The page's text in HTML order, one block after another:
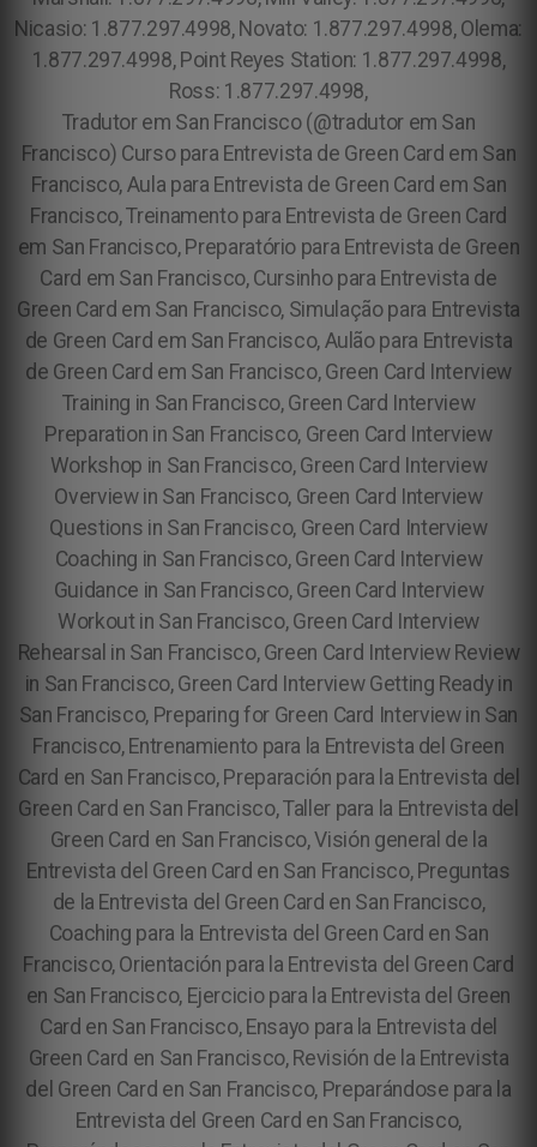
Nicasio: 1.877.297.4998, Novato: 1.877.297.4998, Olema:
1.877.297.4998, Point Reyes Station: 1.877.297.4998,
Ross: 1.877.297.4998,
Tradutor em San Francisco (@tradutor em San
Francisco) Curso para Entrevista de Green Card em San
Francisco, Aula para Entrevista de Green Card em San
Francisco, Treinamento para Entrevista de Green Card
em San Francisco, Preparatório para Entrevista de Green
Card em San Francisco, Cursinho para Entrevista de
Green Card em San Francisco, Simulação para Entrevista
de Green Card em San Francisco, Aulão para Entrevista
de Green Card em San Francisco, Green Card Interview
Training in San Francisco, Green Card Interview
Preparation in San Francisco, Green Card Interview
Workshop in San Francisco, Green Card Interview
Overview in San Francisco, Green Card Interview
Questions in San Francisco, Green Card Interview
Coaching in San Francisco, Green Card Interview
Guidance in San Francisco, Green Card Interview
Workout in San Francisco, Green Card Interview
Rehearsal in San Francisco, Green Card Interview Review
in San Francisco, Green Card Interview Getting Ready in
San Francisco, Preparing for Green Card Interview in San
Francisco, Entrenamiento para la Entrevista del Green
Card en San Francisco, Preparación para la Entrevista del
Green Card en San Francisco, Taller para la Entrevista del
Green Card en San Francisco, Visión general de la
Entrevista del Green Card en San Francisco, Preguntas
de la Entrevista del Green Card en San Francisco,
Coaching para la Entrevista del Green Card en San
Francisco, Orientación para la Entrevista del Green Card
en San Francisco, Ejercicio para la Entrevista del Green
Card en San Francisco, Ensayo para la Entrevista del
Green Card en San Francisco, Revisión de la Entrevista
del Green Card en San Francisco, Preparándose para la
Entrevista del Green Card en San Francisco,